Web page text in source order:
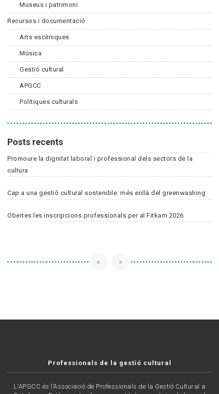
Museus i patrimoni
Recursos i documentació
Arts escèniques
Música
Gestió cultural
APGCC
Polítiques culturals
Posts recents
Promoure la dignitat laboral i professional dels sectors de la
cultura
Cap a una gestió cultural sostenible: més enllà del greenwashing
Obertes les inscripcions professionals per al Fitkam 2026
« »
Professionals de la gestió cultural
L'APGCC és l’Associació de Professionals de la Gestió Cultural a